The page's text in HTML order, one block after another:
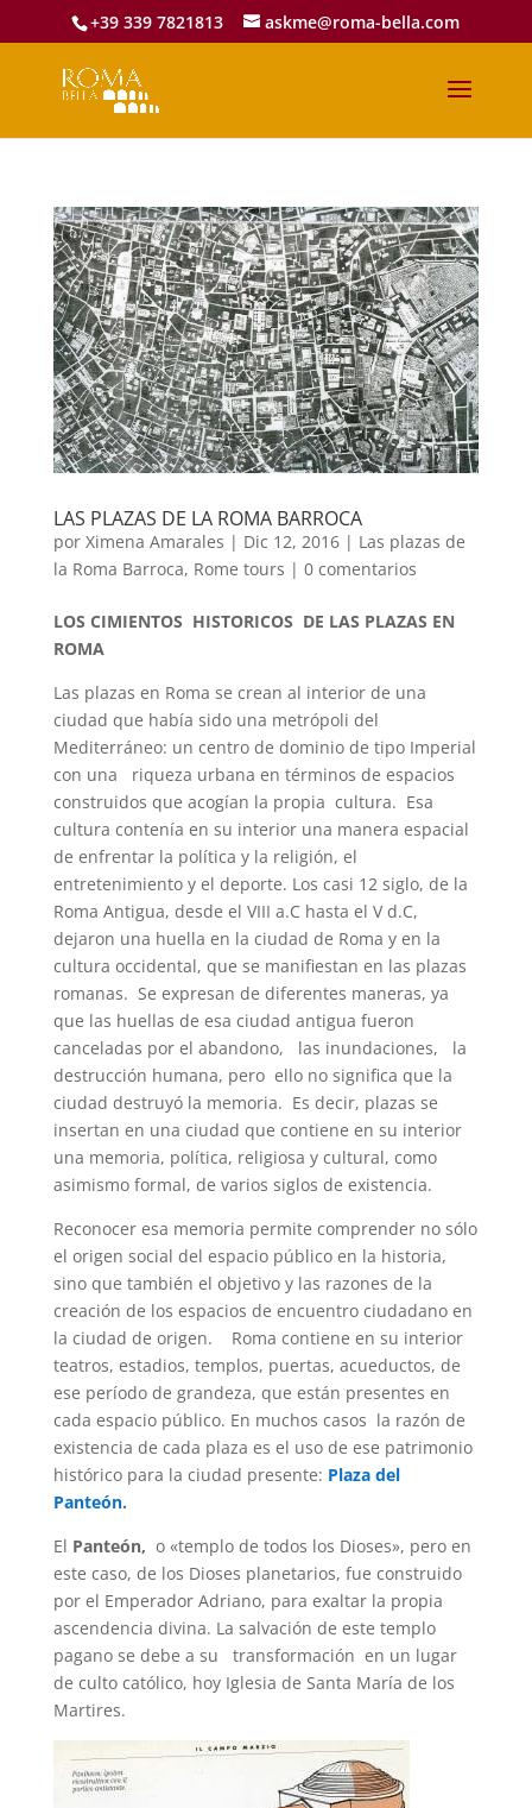
+39 339 7821813 askme@roma-bella.com
LAS PLAZAS DE LA ROMA BARROCA
por Ximena Amarales | Dic 12, 2016| Las plazas de
la Roma Barroca, Rome tours | 0 comentarios
LOS CIMIENTOS HISTORICOS DE LAS PLAZAS EN
ROMA
Las plazas en Roma se crean al interior de una
ciudad que había sido una metrópoli del
Mediterráneo: un centro de dominio de tipo Imperial
con una riqueza urbana en términos de espacios
construidos que acogían la propia cultura. Esa
cultura contenía en su interior una manera espacial
de enfrentar la política y la religión, el
entretenimiento y el deporte. Los casi 12 siglo, de la
Roma Antigua, desde el VIII a.C hasta el V d.C,
dejaron una huella en la ciudad de Roma y en la
cultura occidental, que se manifiestan en las plazas
romanas. Se expresan de diferentes maneras, ya
que las huellas de esa ciudad antigua fueron
canceladas por el abandono, las inundaciones, la
destrucción humana, pero ello no significa que la
ciudad destruyó la memoria. Es decir, plazas se
insertan en una ciudad que contiene en su interior
una memoria, política, religiosa y cultural, como
asimismo formal, de varios siglos de existencia.
Reconocer esa memoria permite comprender no sólo
el origen social del espacio público en la historia,
sino que también el objetivo y las razones de la
creación de los espacios de encuentro ciudadano en
la ciudad de origen. Roma contiene en su interior
teatros, estadios, templos, puertas, acueductos, de
ese período de grandeza, que están presentes en
cada espacio público. En muchos casos la razón de
existencia de cada plaza es el uso de ese patrimonio
histórico para la ciudad presente: Plaza del
Panteón.
El Panteón, o «templo de todos los Dioses», pero en
este caso, de los Dioses planetarios, fue construido
por el Emperador Adriano, para exaltar la propia
ascendencia divina. La salvación de este templo
pagano se debe a su transformación en un lugar
de culto católico, hoy Iglesia de Santa María de los
Martires.